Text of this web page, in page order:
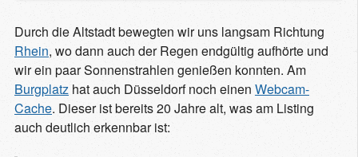
Durch die Altstadt bewegten wir uns langsam Richtung
Rhein, wo dann auch der Regen endgültig aufhörte und
wir ein paar Sonnenstrahlen genießen konnten. Am
Burgplatz hat auch Düsseldorf noch einen Webcam-
Cache. Dieser ist bereits 20 Jahre alt, was am Listing
auch deutlich erkennbar ist: